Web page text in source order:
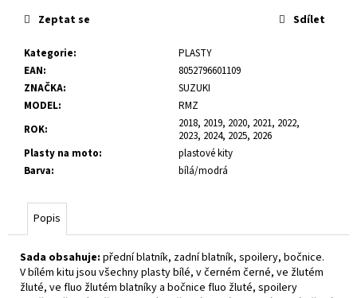
Kategorie:
PLASTY
EAN:
8052796601109
ZNAČKA:
SUZUKI
MODEL:
RMZ
ROK:
2018, 2019, 2020, 2021, 2022,
2023, 2024, 2025, 2026
Plasty na moto:
plastové kity
Barva: bílá/modrá
Zeptat se Sdílet
Popis
Sada obsahuje: přední blatník, zadní blatník, spoilery, bočnice.
V bílém kitu jsou všechny plasty bílé, v černém černé, ve žlutém
žluté, ve fluo žlutém blatníky a bočnice fluo žluté, spoilery
u
m